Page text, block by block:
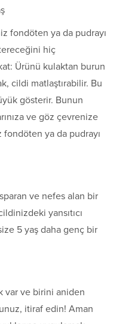
fondöten ya da pudrayı
hiç
Ürünü kulaktan burun
cildi matlaştırabilir. Bu
gösterir. Bunun
ve göz çevrenize
fondöten ya da pudrayı
ve nefes alan bir
yansıtıcı
5 yaş daha genç bir
var ve birini aniden
itiraf edin! Aman